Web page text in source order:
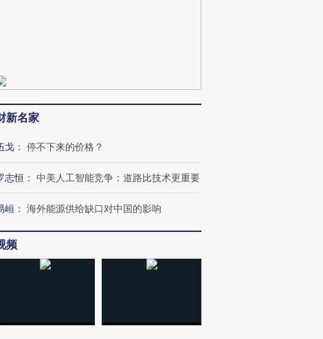
跨国走私7万
尿检体内含3种
泽连斯基密集出访美英 索
秘鲁纳斯卡观光飞机坠毁
新名家
戈 ： 停不下来的价格？
志恒 ： 中美人工智能竞争：道路比技术更重要
峘 ： 海外能源供给缺口对中国的影响
频